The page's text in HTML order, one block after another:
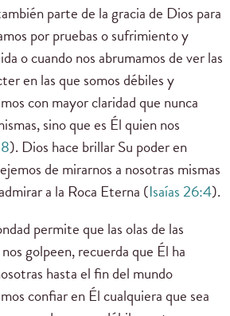
parte de la gracia de Dios para
por pruebas o sufrimiento y
o cuando nos abrumamos de ver las
en las que somos débiles y
con mayor claridad que nunca
sino que es Él quien nos
). Dios hace brillar Su poder en
de mirarnos a nosotras mismas
a la Roca Eterna (Isaías 26:4).
permite que las olas de las
golpeen, recuerda que Él ha
hasta el fin del mundo
confiar en Él cualquiera que sea